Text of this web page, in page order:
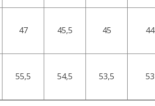
47 45,5 45 44
55,5 54,5 53,5 53